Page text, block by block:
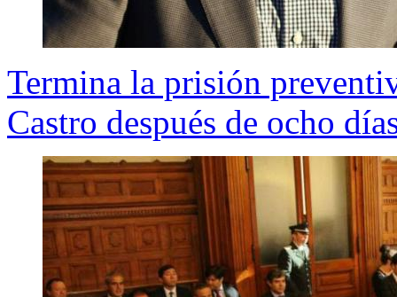
Termina la prisión
Castro después de ocho